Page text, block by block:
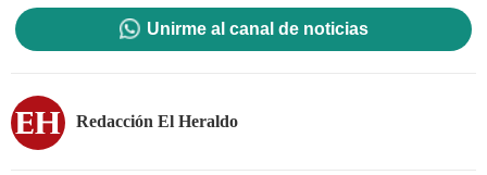
Unirme al canal de noticias
Redacción El Heraldo